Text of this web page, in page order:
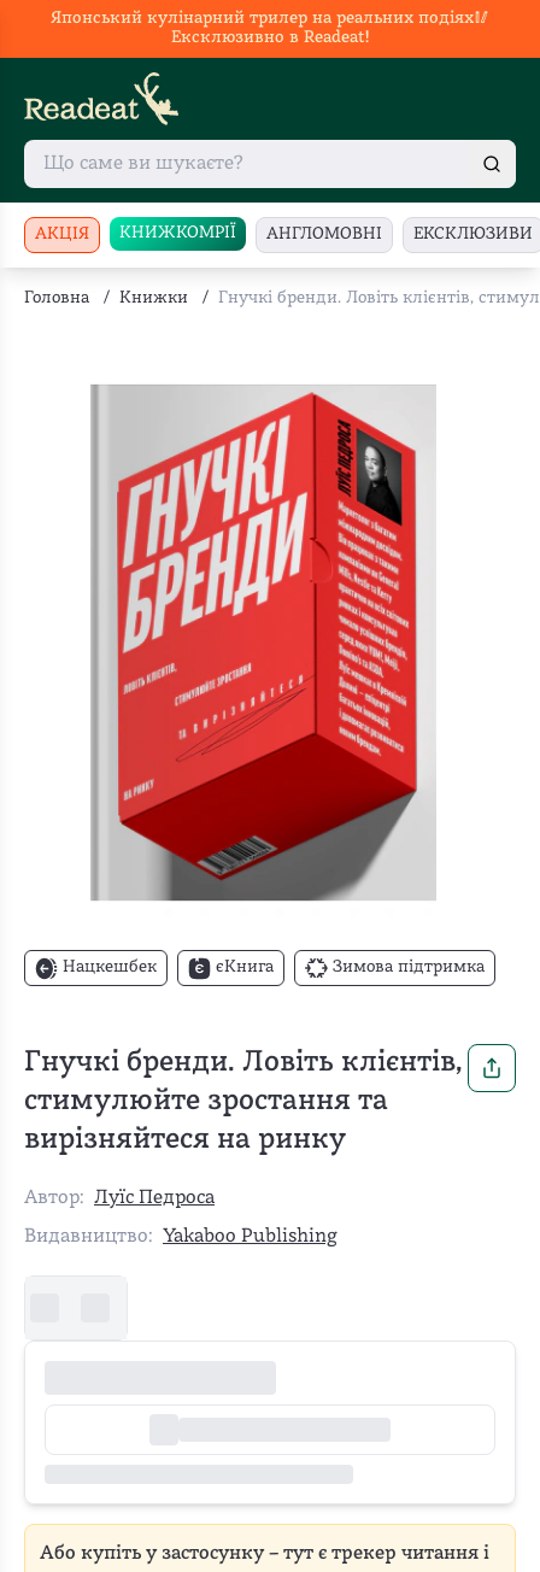
Японський кулінарний трилер на реальних подіях🥢
Ексклюзивно в Readeat!
АКЦІЯ КНИЖКОМРІЇ АНГЛОМОВНІ ЕКСКЛЮЗИВИ
Головна / Книжки / Гнучкі бренди. Ловіть клієнтів,
Нацкешбек єКнига Зимова підтримка
Гнучкі бренди. Ловіть клієнтів,
стимулюйте зростання та
вирізняйтеся на ринку
Автор: Луїс Педроса
Видавництво:
Yakaboo Publishing
Або купіть у застосунку – тут є трекер читання і